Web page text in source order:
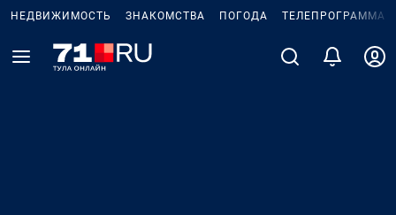
НЕДВИЖИМОСТЬ ЗНАКОМСТВА ПОГОДА ТЕЛЕПРОГРАММА